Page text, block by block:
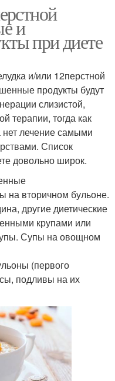
и
при диете
и/или 12перстной
продукты будут
слизистой,
терапии, тогда как
лечение самыми
Список
довольно широк.
на вторичном бульоне.
другие диетические
крупами или
Супы на овощном
(первого
подливы на их